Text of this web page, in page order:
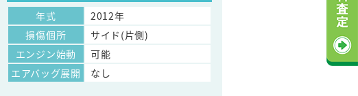
年式
2012年
損傷個所
サイド(片側)
エンジン始動
可能
エアバッグ展開
なし